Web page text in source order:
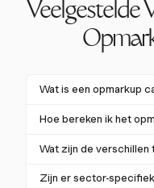
Veelgestelde
Wat is een opmarkup
Een opmarkup
door een
opmarkup
Hoe bereken ik het
Om het opmarkup
Kostprijs) / Kostprijs)
Wat zijn de verschillen
Opmarkup meet het
Zijn er sector-